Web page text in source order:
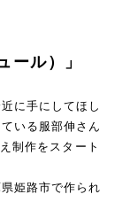
ール）」
に手にしてほし
いる服部伸さん
制作をスタート
姫路市で作られ